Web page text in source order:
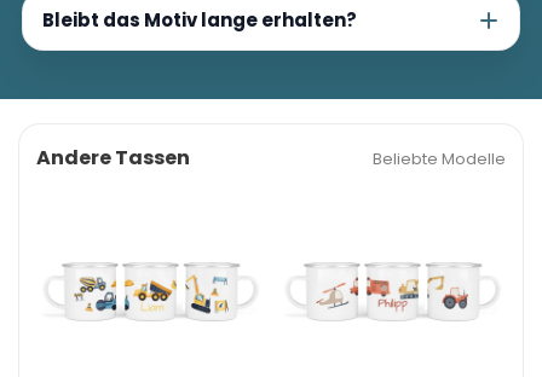
Bleibt das Motiv lange erhalten?
Andere Tassen Beliebte Modelle